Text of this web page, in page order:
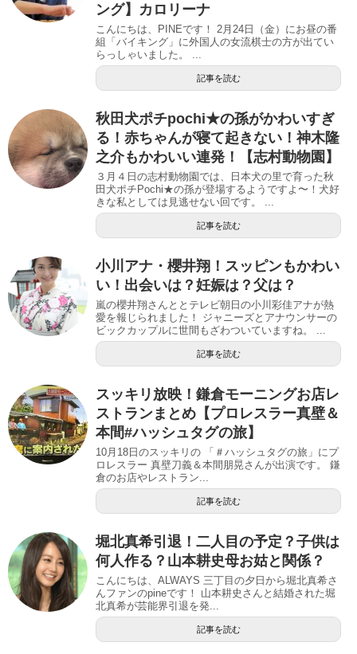
ング】カロリーナ
こんにちは、PINEです！ 2月24日（金）にお昼の番
組「バイキング」に外国人の女流棋士の方が出てい
らっしゃいました。 ...
記事を読む
秋田犬ポチpochi★の孫がかわいすぎ
る！赤ちゃんが寝て起きない！神木隆
之介もかわいい連発！【志村動物園】
３月４日の志村動物園では、日本犬の里で育った秋
田犬ポチPochi★の孫が登場するようですよ〜！犬好
きな私としては見逃せない回です。 ...
記事を読む
小川アナ・櫻井翔！スッピンもかわい
い！出会いは？妊娠は？父は？
嵐の櫻井翔さんととテレビ朝日の小川彩佳アナが熱
愛を報じられました！ ジャニーズとアナウンサーの
ビックカップルに世間もざわついていますね。 ...
記事を読む
スッキリ放映！鎌倉モーニングお店レ
ストランまとめ【プロレスラー真壁＆
本間#ハッシュタグの旅】
10月18日のスッキリの 「＃ハッシュタグの旅」にプ
ロレスラー 真壁刀義＆本間朋晃さんが出演です。 鎌
倉のお店やレストラン...
記事を読む
堀北真希引退！二人目の予定？子供は
何人作る？山本耕史母お姑と関係？
こんにちは、ALWAYS 三丁目の夕日から堀北真希さ
んファンのpineです！ 山本耕史さんと結婚された堀
北真希が芸能界引退を発...
記事を読む